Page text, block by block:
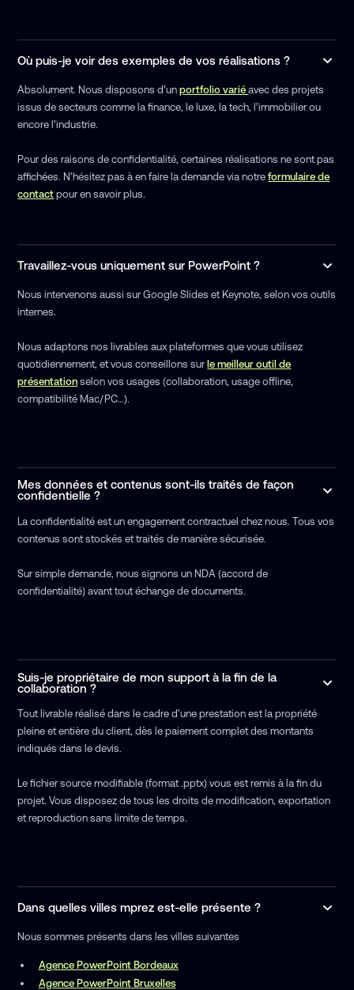
Où puis-je voir des exemples de vos réalisations ?
Absolument. Nous disposons d’unportfolio variéavec des projets
issus de secteurs comme la finance, le luxe, la tech, l’immobilier ou
encore l’industrie.
Pour des raisons de confidentialité, certaines réalisations ne sont pas
affichées. N’hésitez pas à en faire la demande via notreformulaire de
contact pour en savoir plus.
Travaillez-vous uniquement sur PowerPoint ?
Nous intervenons aussi sur Google Slides et Keynote, selon vos outils
internes.
Nous adaptons nos livrables aux plateformes que vous utilisez
quotidiennement, et vous conseillons sur le meilleur outil de
présentation selon vos usages (collaboration, usage offline,
compatibilité Mac/PC…).
Mes données et contenus sont-ils traités de façon
confidentielle ?
La confidentialité est un engagement contractuel chez nous. Tous vos
contenus sont stockés et traités de manière sécurisée.
Sur simple demande, nous signons un NDA (accord de
confidentialité) avant tout échange de documents.
Suis-je propriétaire de mon support à la fin de la
collaboration ?
Tout livrable réalisé dans le cadre d'une prestation est la propriété
pleine et entière du client, dès le paiement complet des montants
indiqués dans le devis.
Le fichier source modifiable (format .pptx) vous est remis à la fin du
projet. Vous disposez de tous les droits de modification, exportation
et reproduction sans limite de temps.
Dans quelles villes mprez est-elle présente ?
Nous sommes présents dans les villes suivantes
Agence PowerPoint Bordeaux
Agence PowerPoint Bruxelles